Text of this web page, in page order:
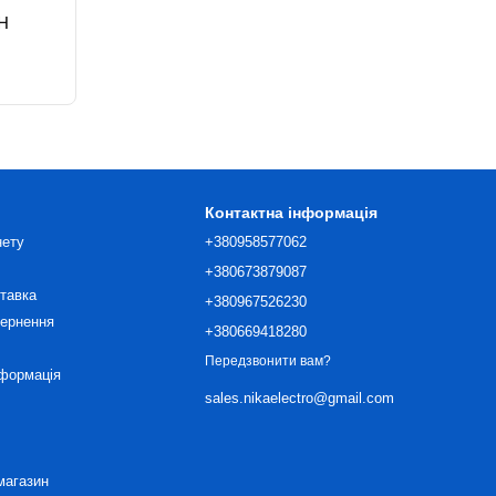
Контактна інформація
+380958577062
+380673879087
+380967526230
+380669418280
Передзвонити вам?
sales.nikaelectro@gmail.com